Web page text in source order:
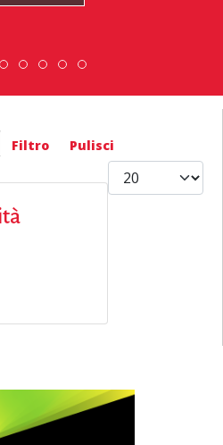
dove sono i nostri volontari
Inclusion
Scambio Giovanile » 19 - 28
ESC » Volontariato
Filtro Pulisci
Visualizza #